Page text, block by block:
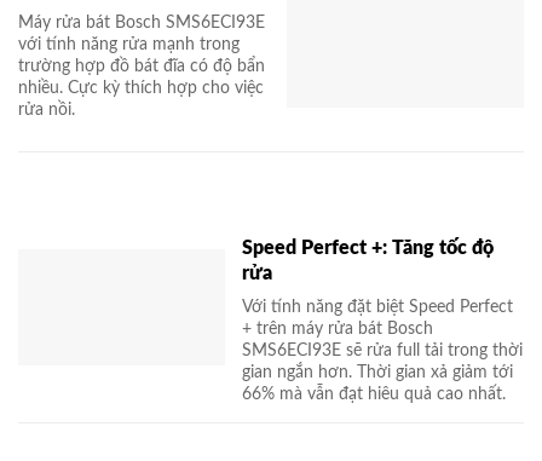
Máy rửa bát Bosch SMS6ECI93E
với tính năng rửa mạnh trong
trường hợp đồ bát đĩa có độ bẩn
nhiều. Cực kỳ thích hợp cho việc
rửa nồi.
Speed Perfect +: Tăng tốc độ
rửa
Với tính năng đặt biệt Speed Perfect
+ trên máy rửa bát Bosch
SMS6ECI93E sẽ rửa full tải trong thời
gian ngắn hơn. Thời gian xả giảm tới
66% mà vẫn đạt hiêu quả cao nhất.